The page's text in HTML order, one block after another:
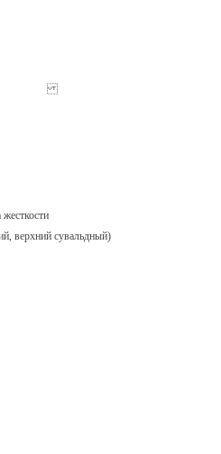
верхний сувальдный)